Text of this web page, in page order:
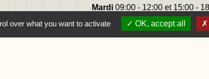
Mardi09:00 - 12:00 et 15:00 -
Jeudi
09:00 - 12:00 et 15:00 -
Vendredi09:00 - 12:00
over what you want to activate OK, accept all